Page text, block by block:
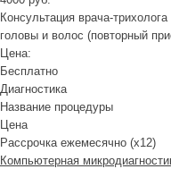
Консультация врача-
головы и волос (повторный
Цена:
Бесплатно
Диагностика
Название процедуры
Цена
Рассрочка ежемесячно (x12)
Компьютерная